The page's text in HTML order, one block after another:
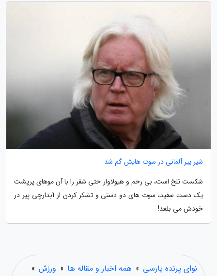
شیر پیر آلمانی در سوت هایش گم شد
شکست تلخ است، بی رحم و هیولاوار حتی شفر را با آن موهای پرپشت
یک دست سفید، سوت های دو دستی و تشکر کردن از آبدارچی پیر در
خودش می بلعد!
نوای پرنده پارسی » همه اخبار و مقاله ها » ورزش »